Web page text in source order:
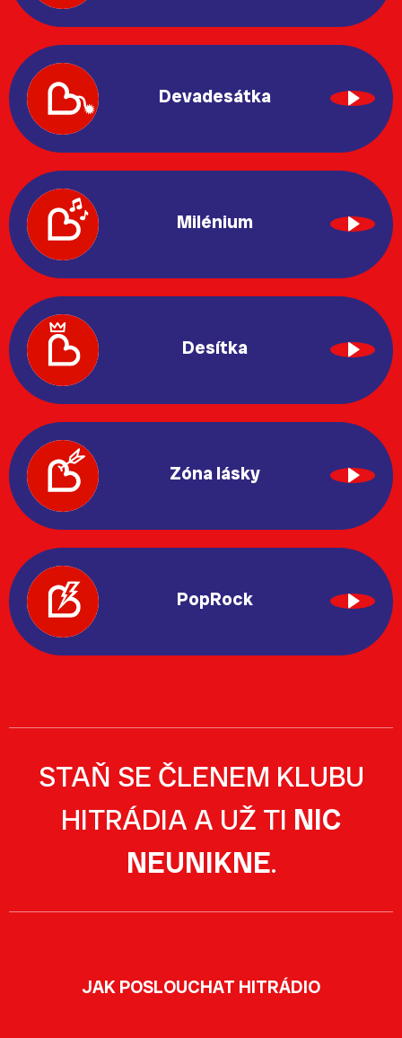
Devadesátka
Milénium
Desítka
Zóna lásky
PopRock
STAŇ SE ČLENEM KLUBU
HITRÁDIA A UŽ TI NIC
NEUNIKNE.
JAK POSLOUCHAT HITRÁDIO